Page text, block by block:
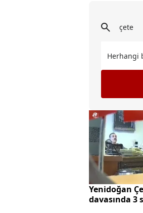
Herhangi
Yenidoğan
davasında 3